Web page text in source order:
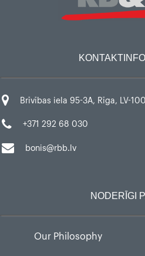
Brīvības iela 95-3A, Rīga, LV-
+371 292 68 030
bonis@rbb.lv
NODERĪGI
Our Philosophy